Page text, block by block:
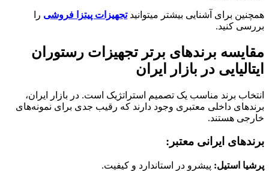
همچنین برای آشنایی بیشتر میتوانیدتجهیزات پیتزا فروشی را
بررسی کنید.
مقایسه برندهای برتر تجهیزات رستوران
ایتالیایی در بازار ایران
انتخاب برند مناسب یک تصمیم استراتژیک است. در بازار ایران،
برندهای داخلی معتبری وجود دارند که رقیب جدی برای نمونه‌های
خارجی هستند.
برندهای ایرانی معتبر:
پرشیا استیل: پیشرو در استاندارد و کیفیت.